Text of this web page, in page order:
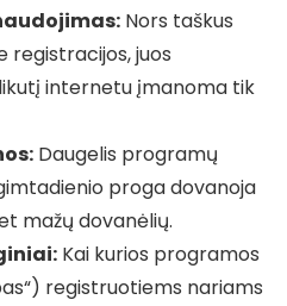
Nors taškus
registracijos, juos
internetu įmanoma tik
Daugelis programų
proga dovanoja
mažų dovanėlių.
Kai kurios programos
registruotiems nariams